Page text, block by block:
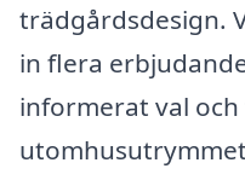
trädgårdsdesign.
in flera
informerat val